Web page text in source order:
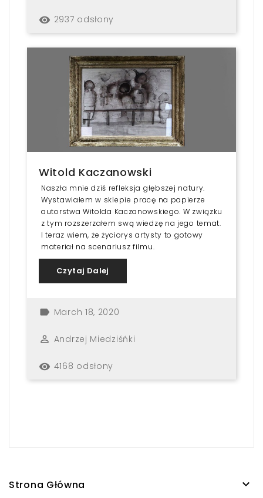
remove_red_eye 2937 odsłony
Witold Kaczanowski
Naszła mnie dziś refleksja głębszej natury.
Wystawiałem w sklepie pracę na papierze
autorstwa Witolda Kaczanowskiego. W związku
z tym rozszerzałem swą wiedzę na jego temat.
I teraz wiem, że życiorys artysty to gotowy
materiał na scenariusz filmu.
Czytaj Dalej
label March 18, 2020
perm_identity Andrzej Miedziśńki
remove_red_eye 4168 odsłony
Strona Główna 